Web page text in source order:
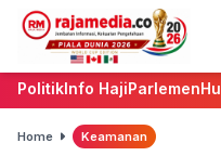
PolitikInfo HajiParlemen
Home Keamanan